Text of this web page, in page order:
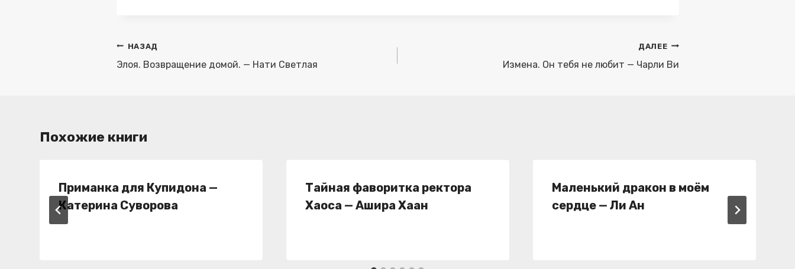
Навигация
по
НАЗАД
Элоя. Возвращение домой. — Нати Светлая
ДАЛЕЕ
Измена. Он тебя не любит — Чарли Ви
Похожие книги
Приманка для Купидона —
Катерина Суворова
Тайная фаворитка ректора
Хаоса — Ашира Хаан
Маленький дракон в моём
сердце — Ли Ан